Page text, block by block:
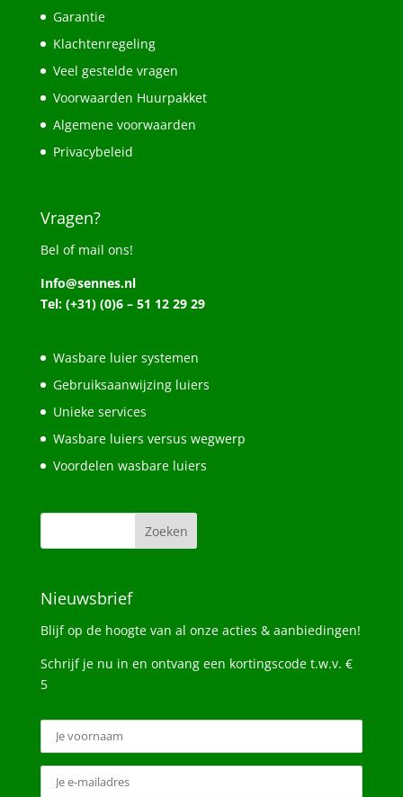
Garantie
Klachtenregeling
Veel gestelde vragen
Voorwaarden Huurpakket
Algemene voorwaarden
Privacybeleid
Vragen?
Bel of mail ons!
Info@sennes.nl
Tel: (+31) (0)6 – 51 12 29 29
Wasbare luier systemen
Gebruiksaanwijzing luiers
Unieke services
Wasbare luiers versus wegwerp
Voordelen wasbare luiers
Nieuwsbrief
Blijf op de hoogte van al onze acties & aanbiedingen!
Schrijf je nu in en ontvang een kortingscode t.w.v. €
5